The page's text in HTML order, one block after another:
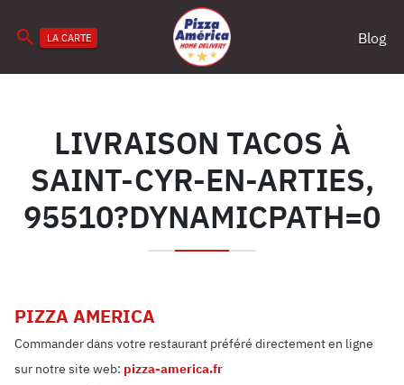
LA CARTE Blog
LIVRAISON TACOS À
SAINT-CYR-EN-ARTIES,
95510?DYNAMICPATH=0
PIZZA AMERICA
Commander dans votre restaurant préféré directement en ligne
sur notre site web: pizza-america.fr